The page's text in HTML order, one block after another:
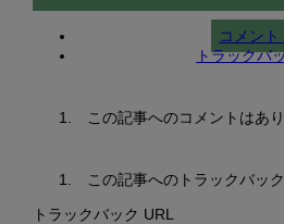
コメント
トラックバ
この記事へのコメントはあり
この記事へのトラックバッ
トラックバック URL